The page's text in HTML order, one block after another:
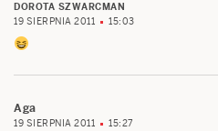
DOROTA SZWARCMAN
19 SIERPNIA 2011
15:03
Aga
19 SIERPNIA 2011 15:27